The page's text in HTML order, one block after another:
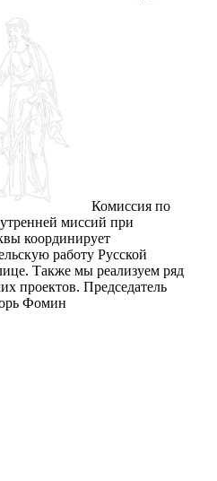
Комиссия по
миссий при
координирует
работу Русской
Также мы реализуем ряд
проектов. Председатель
Фомин